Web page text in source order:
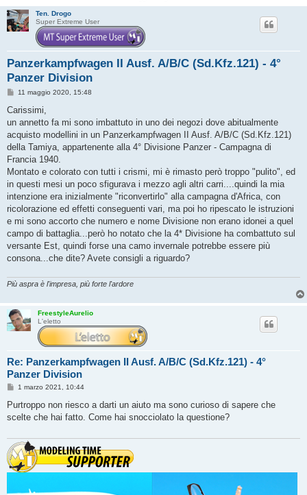
Ten. Drogo
Super Extreme User
Panzerkampfwagen II Ausf. A/B/C (Sd.Kfz.121) - 4°
Panzer Division
M
s
a
g
i
o
11 maggio 2020, 15:48
Carissimi,
un annetto fa mi sono imbattuto in uno dei negozi dove abitualmente
acquisto modellini in un Panzerkampfwagen II Ausf. A/B/C (Sd.Kfz.121)
della Tamiya, appartenente alla 4° Divisione Panzer - Campagna di
Francia 1940.
Montato e colorato con tutti i crismi, mi è rimasto però troppo "pulito", ed
in questi mesi un poco sfigurava i mezzo agli altri carri....quindi la mia
intenzione era inizialmente "riconvertirlo" alla campagna d'Africa, con
ricolorazione ed effetti conseguenti vari, ma poi ho ripescato le istruzioni
e mi sono accorto che numero e nome Divisione non erano idonei a quel
campo di battaglia...però ho notato che la 4* Divisione ha combattuto sul
versante Est, quindi forse una camo invernale potrebbe essere più
consona...che dite? Avete consigli a riguardo?
Più aspra è l'impresa, più forte l'ardore
FreestyleAurelio
L'eletto
Re: Panzerkampfwagen II Ausf. A/B/C (Sd.Kfz.121) - 4°
Panzer Division
M
s
a
i
o
1 marzo 2021, 10:44
Purtroppo non riesco a darti un aiuto ma sono curioso di sapere che
scelte che hai fatto. Come hai snocciolato la questione?